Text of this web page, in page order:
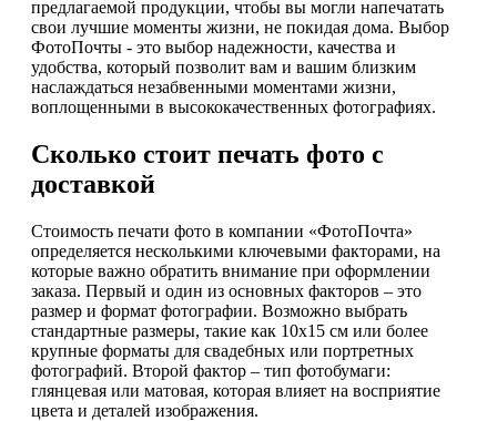
предлагаемой продукции, чтобы вы могли напечатать
свои лучшие моменты жизни, не покидая дома. Выбор
ФотоПочты - это выбор надежности, качества и
удобства, который позволит вам и вашим близким
наслаждаться незабвенными моментами жизни,
воплощенными в высококачественных фотографиях.
Сколько стоит печать фото с
доставкой
Стоимость печати фото в компании «ФотоПочта»
определяется несколькими ключевыми факторами, на
которые важно обратить внимание при оформлении
заказа. Первый и один из основных факторов – это
размер и формат фотографии. Возможно выбрать
стандартные размеры, такие как 10x15 см или более
крупные форматы для свадебных или портретных
фотографий. Второй фактор – тип фотобумаги:
глянцевая или матовая, которая влияет на восприятие
цвета и деталей изображения.